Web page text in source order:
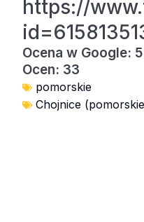
https://
Ocena w Google: 5
Ocen: 33
pomorskie
Chojnice